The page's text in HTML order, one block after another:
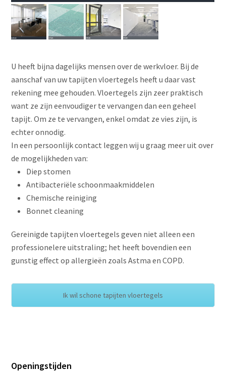
U heeft bijna dagelijks mensen over de werkvloer. Bij de
aanschaf van uw tapijten vloertegels heeft u daar vast
rekening mee gehouden. Vloertegels zijn zeer praktisch
want ze zijn eenvoudiger te vervangen dan een geheel
tapijt. Om ze te vervangen, enkel omdat ze vies zijn, is
echter onnodig.
In een persoonlijk contact leggen wij u graag meer uit over
de mogelijkheden van:
Diep stomen
Antibacteriële schoonmaakmiddelen
Chemische reiniging
Bonnet cleaning
Gereinigde tapijten vloertegels geven niet alleen een
professionelere uitstraling; het heeft bovendien een
gunstig effect op allergieën zoals Astma en COPD.
Ik wil schone tapijten vloertegels
Openingstijden